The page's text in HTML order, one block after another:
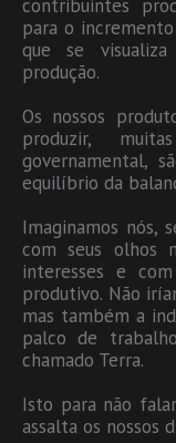
contribuintes
para o
que se
produção.
Os nossos
produzir,
governamental,
equilíbrio da
Imaginamos nós,
com seus olhos
interesses e
produtivo. Não
mas também a
palco de
chamado Terra.
Isto para não
assalta os nossos